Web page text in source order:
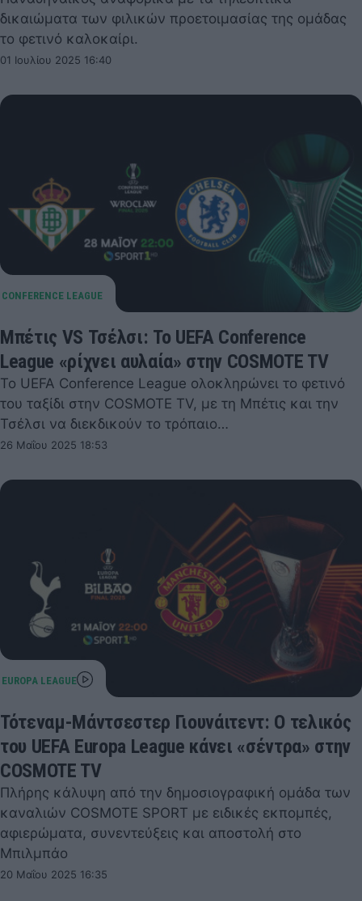
δικαιώματα των φιλικών προετοιμασίας της ομάδας
το φετινό καλοκαίρι.
01 Ιουλίου 2025 16:40
Μπέτις VS Τσέλσι: Το UEFA Conference
League «ρίχνει αυλαία» στην COSMOTE TV
Το UEFA Conference League ολοκληρώνει το φετινό
του ταξίδι στην COSMOTE TV, με τη Μπέτις και την
Τσέλσι να διεκδικούν το τρόπαιο…
26 Μαΐου 2025 18:53
Τότεναμ-Μάντσεστερ Γιουνάιτεντ: Ο τελικός
του UEFA Europa League κάνει «σέντρα» στην
COSMOTE TV
Πλήρης κάλυψη από την δημοσιογραφική ομάδα των
καναλιών COSMOTE SPORT με ειδικές εκπομπές,
αφιερώματα, συνεντεύξεις και αποστολή στο
Μπιλμπάο
20 Μαΐου 2025 16:35